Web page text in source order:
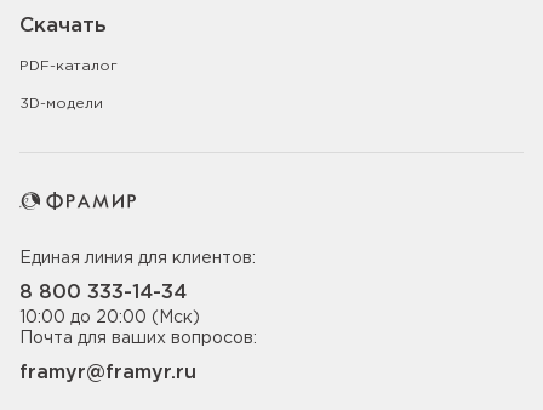
Скачать
PDF-каталог
3D-модели
Единая линия для клиентов:
8 800 333-14-34
10:00 до 20:00 (Мск)
Почта для ваших вопросов:
framyr@framyr.ru